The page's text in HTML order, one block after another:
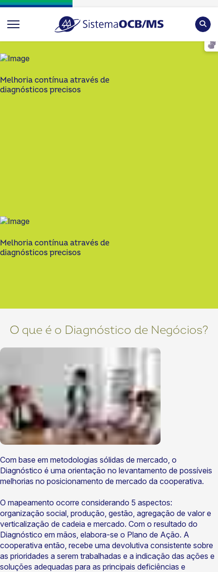
Melhoria contínua através de
diagnósticos precisos
Melhoria contínua através de
diagnósticos precisos
O que é o Diagnóstico de Negócios?
Com base em metodologias sólidas de mercado, o
Diagnóstico é uma orientação no levantamento de possíveis
melhorias no posicionamento de mercado da cooperativa.
O mapeamento ocorre considerando 5 aspectos:
organização social, produção, gestão, agregação de valor e
verticalização de cadeia e mercado. Com o resultado do
Diagnóstico em mãos, elabora-se o Plano de Ação. A
cooperativa então, recebe uma devolutiva consistente sobre
as prioridades a serem trabalhadas e a indicação das ações e
soluções adequadas para as principais deficiências e